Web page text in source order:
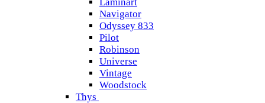
Navigator
Odyssey 833
Pilot
Robinson
Universe
Vintage
Woodstock
Thys